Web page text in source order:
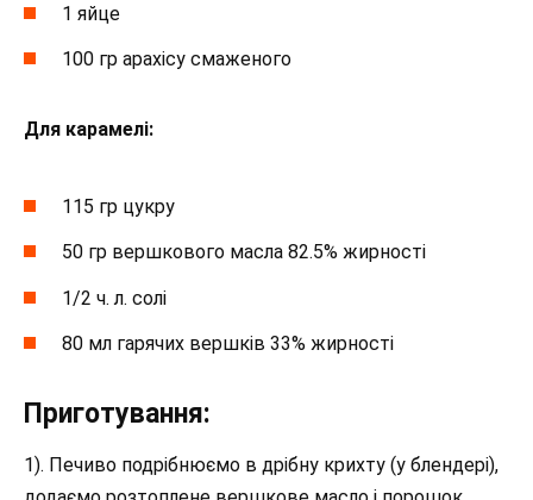
1 яйце
100 гр арахісу смаженого
Для карамелі:
115 гр цукру
50 гр вершкового масла 82.5% жирності
1/2 ч. л. солі
80 мл гарячих вершків 33% жирності
Приготування:
1). Печиво подрібнюємо в дрібну крихту (у блендері),